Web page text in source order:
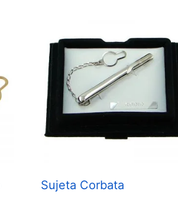
Sujeta Corbata